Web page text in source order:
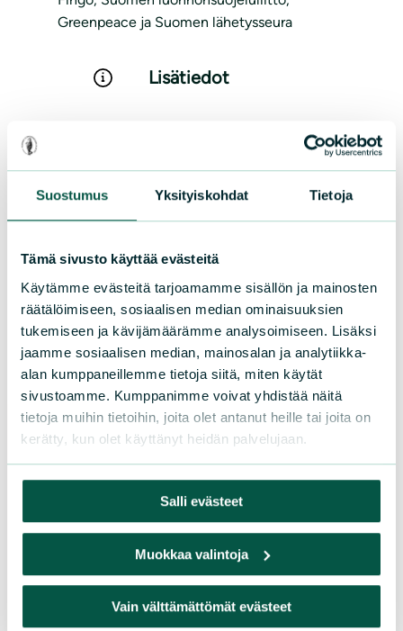
Suostumus Yksityiskohdat Tietoja
Tämä sivusto käyttää evästeitä
Käytämme evästeitä tarjoamamme sisällön ja mainosten
räätälöimiseen, sosiaalisen median ominaisuuksien
tukemiseen ja kävijämäärämme analysoimiseen. Lisäksi
jaamme sosiaalisen median, mainosalan ja analytiikka-
alan kumppaneillemme tietoja siitä, miten käytät
sivustoamme. Kumppanimme voivat yhdistää näitä
tietoja muihin tietoihin, joita olet antanut heille tai joita on
kerätty, kun olet käyttänyt heidän palvelujaan.
Salli evästeet
Muokkaa valintoja
Vain välttämättömät evästeet
Greenpeace ja Suomen lähetysseura
Lisätiedot
Lisäksi tilaisuusstriimataan täällä.
Lisää kalenteriin
Hyväksy markkinointievästeet nähdäksesi
sisällön